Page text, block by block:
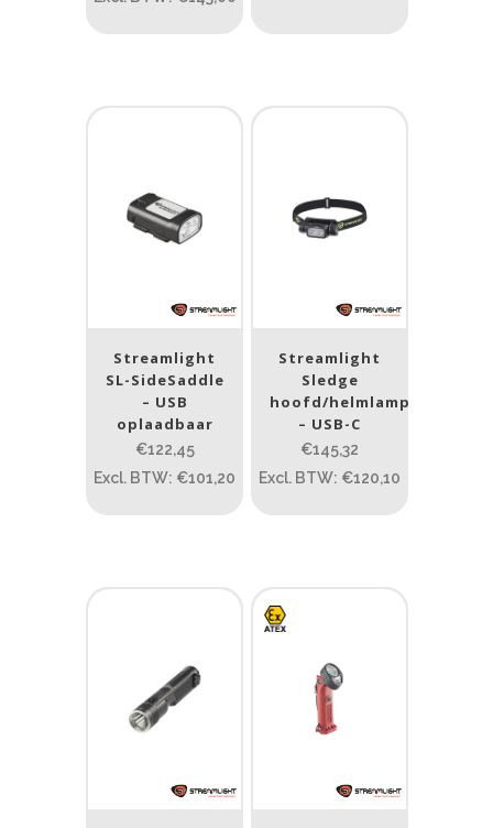
Laser
Type batterij
Type batterij
Streamlight
SL-SideSaddle
– USB
oplaadbaar
€122,45
Excl. BTW: €101,20
Streamlight
Sledge
hoofd/helmlamp
– USB-C
€145,32
Excl. BTW: €120,10